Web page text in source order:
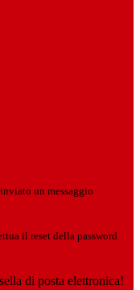
un messaggio
il reset della password
di posta elettronica!